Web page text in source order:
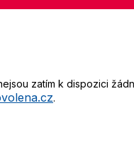
zatím k dispozici
.